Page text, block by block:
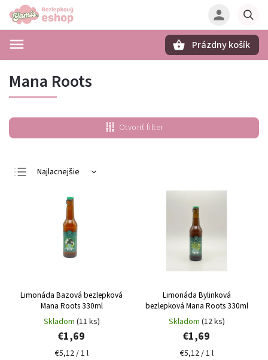
Prázdny košík
Mana Roots
Otvoriť filter
Najlacnejšie
Najpredávanejšie
Abecedne
Limonáda Bazová bezlepková
Mana Roots 330ml
Skladom (11 ks)
€1,69
€5,12 / 1 l
Limonáda Bylinková
bezlepková Mana Roots 330ml
Skladom (12 ks)
€1,69
€5,12 / 1 l